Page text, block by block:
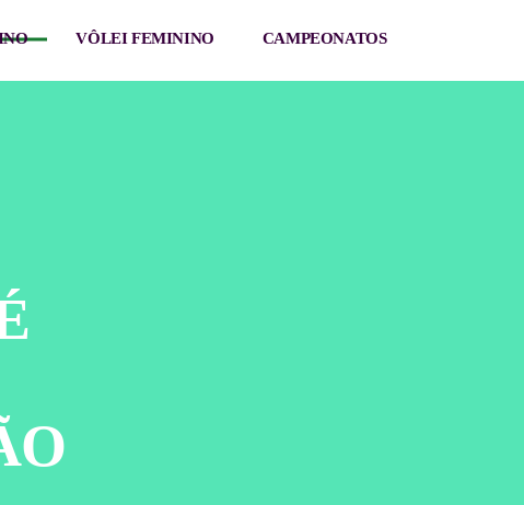
VÔLEI FEMININO CAMPEONATOS